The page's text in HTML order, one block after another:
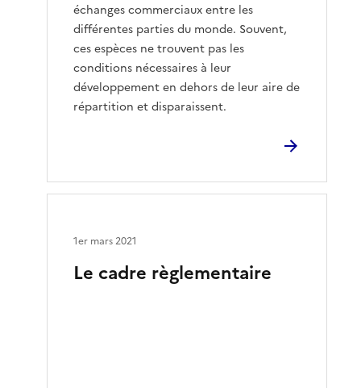
échanges commerciaux entre les
différentes parties du monde. Souvent,
ces espèces ne trouvent pas les
conditions nécessaires à leur
développement en dehors de leur aire de
répartition et disparaissent.
Le cadre règlementaire
1er mars 2021